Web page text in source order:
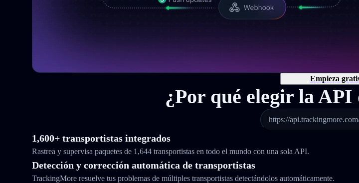
Empieza
¿Por qué elegir la
https://
1,600+ transportistas integrados
Rastrea y supervisa paquetes de 1,644 transportistas en todo el mundo con una sola API.
Detección y corrección automática de transportistas
TrackingMore resuelve tus problemas de múltiples transportistas detectándolos automáticamente.